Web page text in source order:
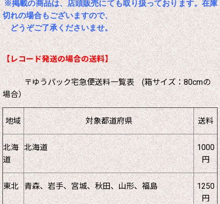
※掲載の商品は、店頭販売にても取り扱っております。在庫
切れの場合もございますので、
どうぞご了承くださいませ。
【レコード発送の場合の送料】
〒ゆうパック宅急便送料一覧表 (箱サイズ：80cmの
場合）
地域 対象都道府県 送料
北海
道
北海道
1000
円
東北 青森、岩手、宮城、秋田、山形、福島
1250
円